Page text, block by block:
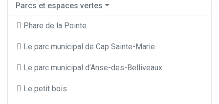
Parcs et espaces vertes
Phare de la Pointe
Le parc municipal de Cap Sainte-Marie
Le parc municipal d’Anse-des-Belliveaux
Le petit bois